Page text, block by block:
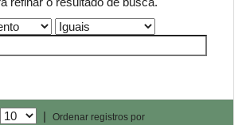
|
Ordenar registros por